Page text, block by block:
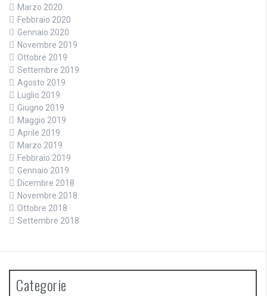
Marzo 2020
Febbraio 2020
Gennaio 2020
Novembre 2019
Ottobre 2019
Settembre 2019
Agosto 2019
Luglio 2019
Giugno 2019
Maggio 2019
Aprile 2019
Marzo 2019
Febbraio 2019
Gennaio 2019
Dicembre 2018
Novembre 2018
Ottobre 2018
Settembre 2018
Categorie